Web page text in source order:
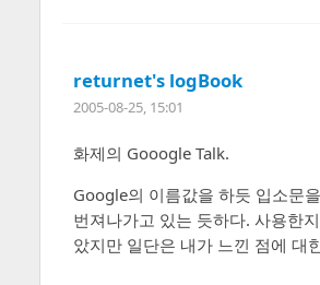
returnet's logBook
2005-08-25, 15:01
화제의 Gooogle Talk.
Google의 이름값을 하듯 입소문
번져나가고 있는 듯하다. 사용한
았지만 일단은 내가 느낀 점에 대